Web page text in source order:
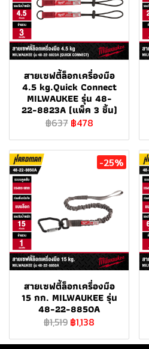
สายเซฟตี้ล็อกเครื่องมือ
4.5 kg.Quick Connect
MILWAUKEE รุ่น 48-
22-8823A (แพ็ค 3 ชิ้น)
฿637 ฿478
-25%
สายเซฟตี้ล็อกเครื่องมือ
15 กก. MILWAUKEE รุ่น
48-22-8850A
฿1,519 ฿1,138